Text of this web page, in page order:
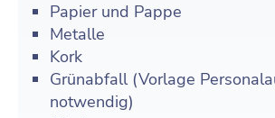
Papier und Pappe
Metalle
Kork
Grünabfall (Vorlage
notwendig)